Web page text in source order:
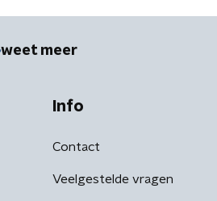
weet meer
Info
Contact
Veelgestelde vragen